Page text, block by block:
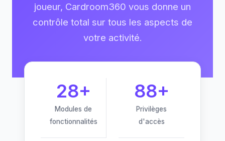
joueur, Cardroom360 vous donne un
contrôle total sur tous les aspects de
votre activité.
28+
Modules de
fonctionnalités
88+
Privilèges
d'accès